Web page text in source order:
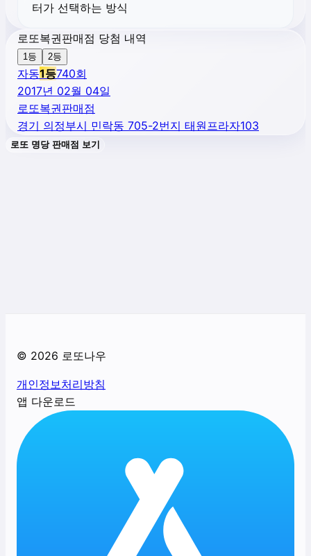
터가 선택하는 방식
로또복권판매점 당첨 내역
1등 2등
자동1등740회
2017년 02월 04일
로또복권판매점
경기 의정부시 민락동 705-2번지 태원프라자103
로또 명당 판매점 보기
© 2026 로또나우
개인정보처리방침
앱 다운로드